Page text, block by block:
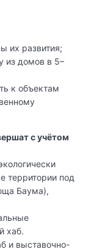
их развития;
из домов в 5–
к объектам
с учётом
территории под
Баума),
хаб.
и выставочно-